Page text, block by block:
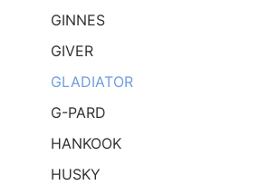
GINNES
GIVER
GLADIATOR
G-PARD
HANKOOK
HUSKY